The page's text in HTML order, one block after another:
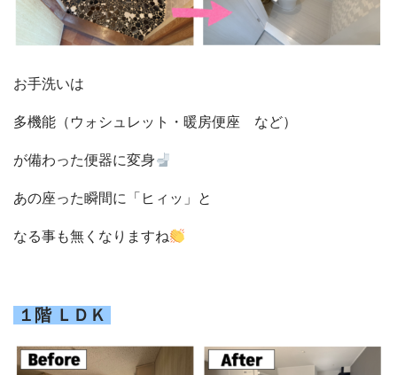
お手洗いは
多機能（ウォシュレット・暖房便座 など）
が備わった便器に変身
あの座った瞬間に「ヒィッ」と
なる事も無くなりますね
１階 ＬＤＫ